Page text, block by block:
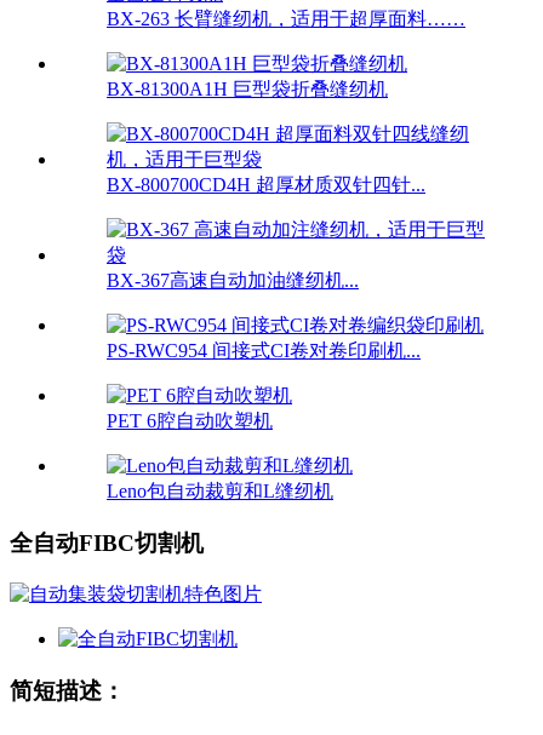
BX-263 长臂缝纫机，适用于超厚面料……
BX-81300A1H 巨型袋折叠缝纫机
BX-800700CD4H 超厚材质双针四针...
BX-367高速自动加油缝纫机...
PS-RWC954 间接式CI卷对卷印刷机...
PET 6腔自动吹塑机
Leno包自动裁剪和L缝纫机
全自动FIBC切割机
简短描述：